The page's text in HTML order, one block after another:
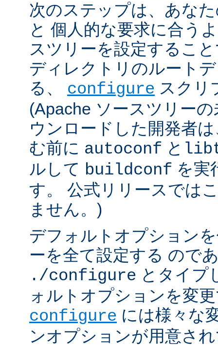
次のステップは、あな
と 個人的な要求に合う
スツリーを設定するこ
ディレクトリのルート
る、 configure スクリ
(Apache ソースツリー
ウンロードした開発者
む前に autoconf と
ルして buildconf を実
す。 公式リリースでは
ません。)
デフォルトオプション
ーを全て設定する ので
./configure とタイプ
ォルトオプションを変
configure には様々な
ンオプションが用意さ